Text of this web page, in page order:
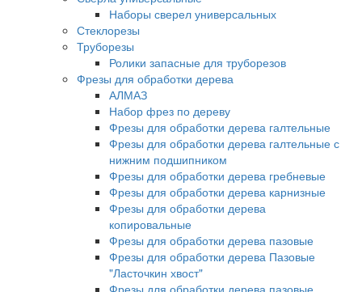
Наборы сверел универсальных
Стеклорезы
Труборезы
Ролики запасные для труборезов
Фрезы для обработки дерева
АЛМАЗ
Набор фрез по дереву
Фрезы для обработки дерева галтельные
Фрезы для обработки дерева галтельные с
нижним подшипником
Фрезы для обработки дерева гребневые
Фрезы для обработки дерева карнизные
Фрезы для обработки дерева
копировальные
Фрезы для обработки дерева пазовые
Фрезы для обработки дерева Пазовые
"Ласточкин хвост"
Фрезы для обработки дерева пазовые